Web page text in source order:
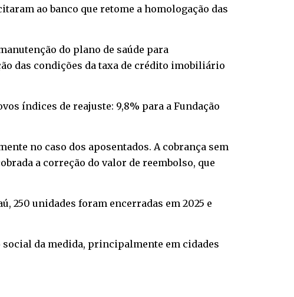
ao banco que retome a homologação das
do plano de saúde para
das condições da taxa de crédito imobiliário
índices de reajuste: 9,8% para a Fundação
no caso dos aposentados. A cobrança sem
a correção do valor de reembolso, que
250 unidades foram encerradas em 2025 e
da medida, principalmente em cidades